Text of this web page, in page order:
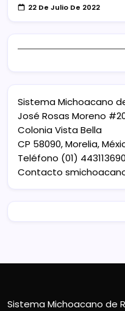
22 De Julio De 2022
Sistema Michoacano
José Rosas Moreno
Colonia Vista Bella
CP 58090, Morelia,
Teléfono (01)
Contacto
Sistema Michoacano de